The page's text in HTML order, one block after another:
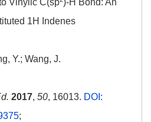
Vinylic C(sp )-H Bond: An
1H Indenes
Y.; Wang, J.
2017, 50, 16013. DOI:
;